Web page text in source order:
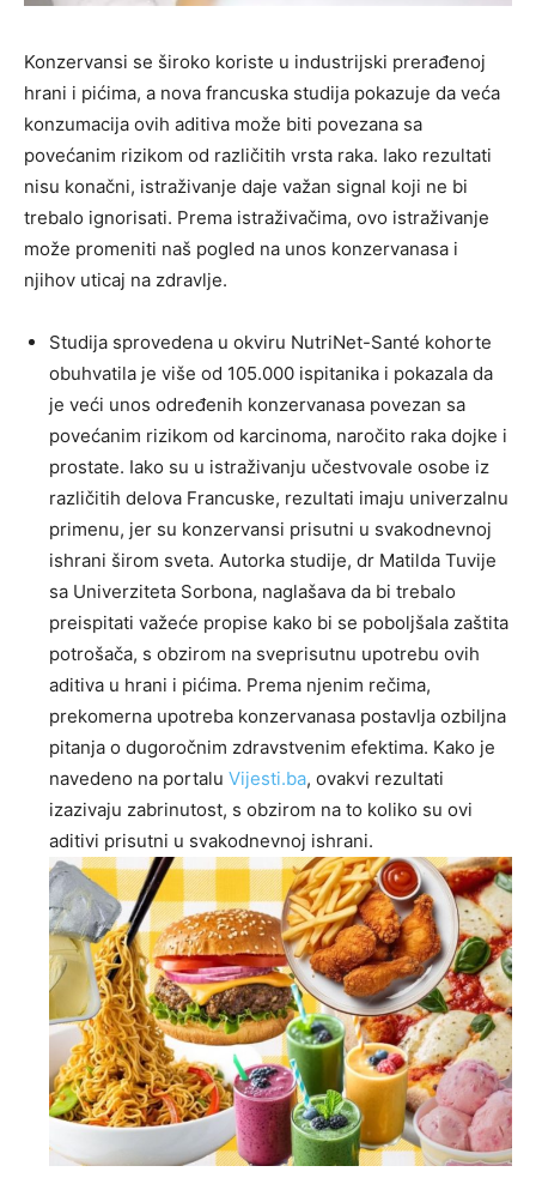
Konzervansi se široko koriste u industrijski prerađenoj
hrani i pićima, a nova francuska studija pokazuje da veća
konzumacija ovih aditiva može biti povezana sa
povećanim rizikom od različitih vrsta raka. Iako rezultati
nisu konačni, istraživanje daje važan signal koji ne bi
trebalo ignorisati. Prema istraživačima, ovo istraživanje
može promeniti naš pogled na unos konzervanasa i
njihov uticaj na zdravlje.
Studija sprovedena u okviru NutriNet-Santé kohorte
obuhvatila je više od 105.000 ispitanika i pokazala da
je veći unos određenih konzervanasa povezan sa
povećanim rizikom od karcinoma, naročito raka dojke i
prostate. Iako su u istraživanju učestvovale osobe iz
različitih delova Francuske, rezultati imaju univerzalnu
primenu, jer su konzervansi prisutni u svakodnevnoj
ishrani širom sveta. Autorka studije, dr Matilda Tuvije
sa Univerziteta Sorbona, naglašava da bi trebalo
preispitati važeće propise kako bi se poboljšala zaštita
potrošača, s obzirom na sveprisutnu upotrebu ovih
aditiva u hrani i pićima. Prema njenim rečima,
prekomerna upotreba konzervanasa postavlja ozbiljna
pitanja o dugoročnim zdravstvenim efektima. Kako je
navedeno na portalu Vijesti.ba, ovakvi rezultati
izazivaju zabrinutost, s obzirom na to koliko su ovi
aditivi prisutni u svakodnevnoj ishrani.